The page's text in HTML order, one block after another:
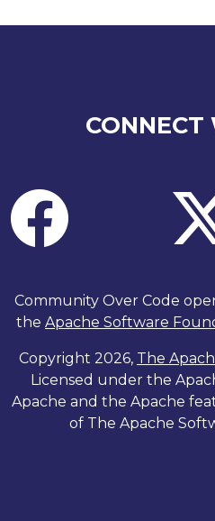
CONNECT
Community Over Code
the Apache Software
Copyright 2026, The
Licensed under the
Apache and the Apache
of The Apache